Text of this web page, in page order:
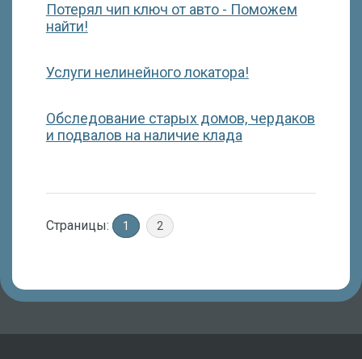
Потерял чип ключ от авто - Поможем
найти!
Услуги нелинейного локатора!
Обследование старых домов, чердаков
и подвалов на наличие клада
Страницы: 1 2